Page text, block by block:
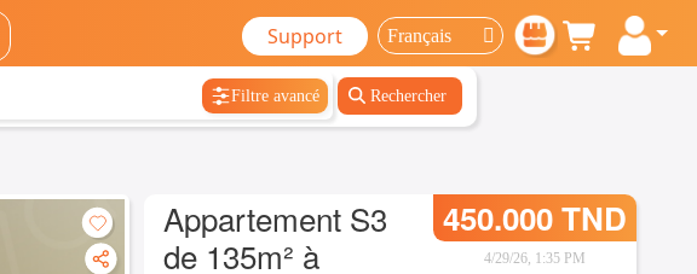
Support
Filtre avancé Rechercher
Appartement S3
de 135m² à
450.000 TND
4/29/26, 1:35 PM